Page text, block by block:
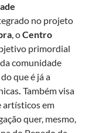
no projeto
, oCentro
primordial
comunidade
que é já a
. Também visa
artísticos em
quer, mesmo,